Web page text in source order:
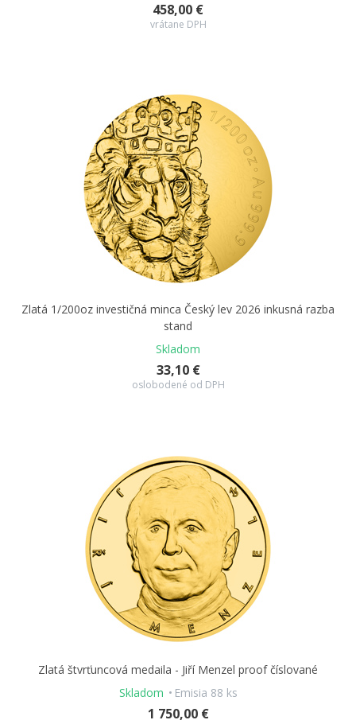
458,00 €
vrátane DPH
Zlatá 1/200oz investičná minca Český lev 2026 inkusná razba
stand
Skladom
33,10 €
oslobodené od DPH
Zlatá štvrťuncová medaila - Jiří Menzel proof číslované
Skladom
Emisia 88 ks
1 750,00 €